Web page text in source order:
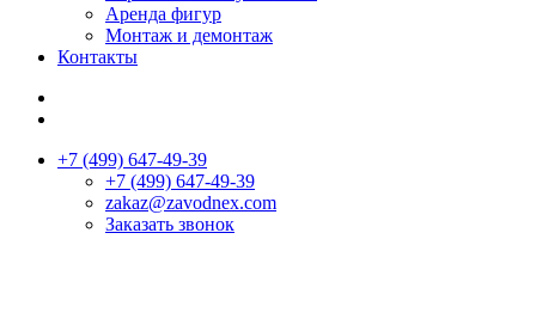
Аренда фигур
Монтаж и демонтаж
Контакты
+7 (499) 647-49-39
+7 (499) 647-49-39
zakaz@zavodnex.сom
Заказать звонок